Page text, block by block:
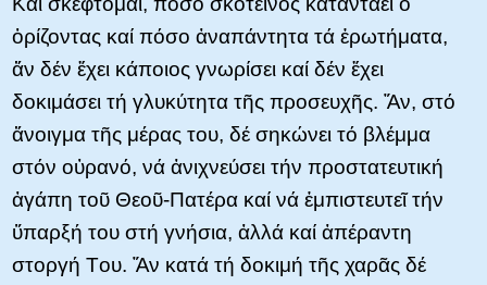
ὁρίζοντας καί πόσο ἀναπάντητα τά ἐρωτήματα,
ἄν δέν ἔχει κάποιος γνωρίσει καί δέν ἔχει
δοκιμάσει τή γλυκύτητα τῆς προσευχῆς. Ἄν, στό
ἄνοιγμα τῆς μέρας του, δέ σηκώνει τό βλέμμα
στόν οὐρανό, νά ἀνιχνεύσει τήν προστατευτική
ἀγάπη τοῦ Θεοῦ-Πατέρα καί νά ἐμπιστευτεῖ τήν
ὕπαρξή του στή γνήσια, ἀλλά καί ἀπέραντη
στοργή Tου. Ἄν κατά τή δοκιμή τῆς χαρᾶς δέ